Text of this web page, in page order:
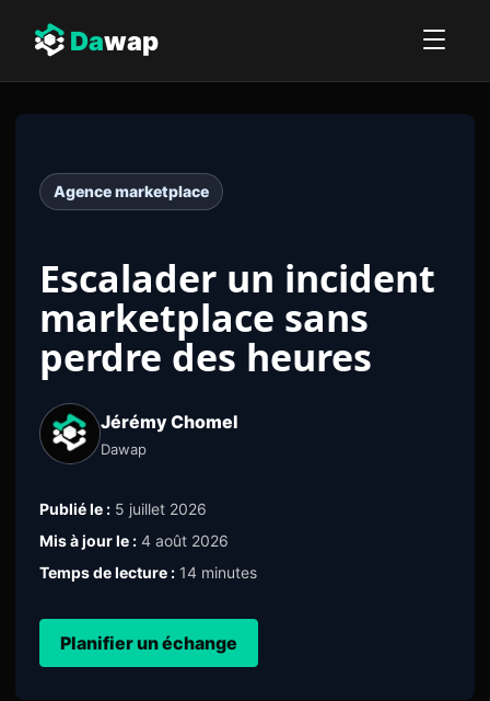
Dawap
Agence marketplace
Escalader un incident
marketplace sans
perdre des heures
Jérémy Chomel
Dawap
Publié le : 5 juillet 2026
Mis à jour le : 4 août 2026
Temps de lecture : 14 minutes
Planifier un échange